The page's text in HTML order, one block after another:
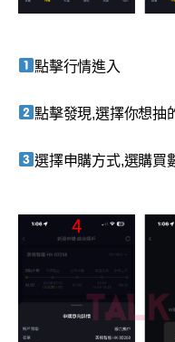
點擊行情進入
點擊發現,選擇你想抽
選擇申購方式,選購買